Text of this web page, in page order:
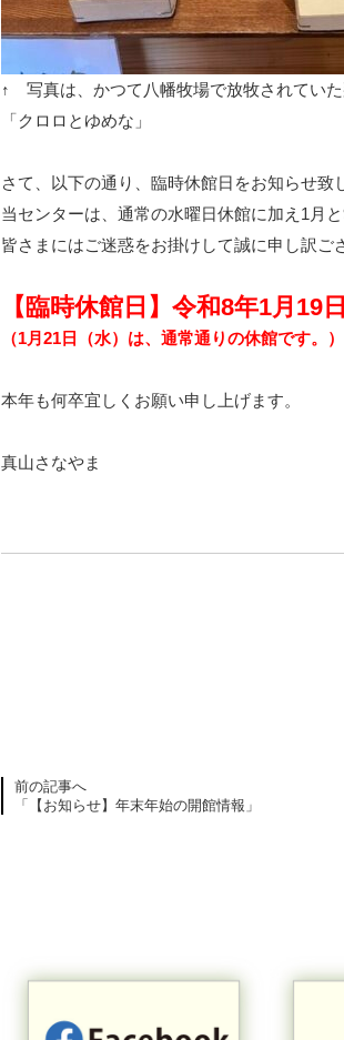
↑ 写真は、かつて八幡牧場で放牧されてい
「クロロとゆめな」
さて、以下の通り、臨時休館日をお知らせ致
当センターは、通常の水曜日休館に加え1月
皆さまにはご迷惑をお掛けして誠に申し訳ご
【臨時休館日】令和8年1月19
（1月21日（水）は、通常通りの休館です。）
本年も何卒宜しくお願い申し上げます。
真山さなやま
前の記事へ
「【お知らせ】年末年始の開館情報」